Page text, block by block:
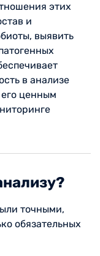
этих
и
выявить
в анализе
ценным
точными,
обязательных